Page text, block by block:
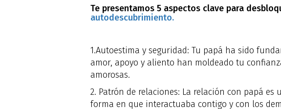
Te presentamos 5 aspectos clave para
autodescubrimiento.
1.Autoestima y seguridad: Tu papá ha sido
amor, apoyo y aliento han moldeado tu
amorosas.
2. Patrón de relaciones: La relación con papá
forma en que interactuaba contigo y con los